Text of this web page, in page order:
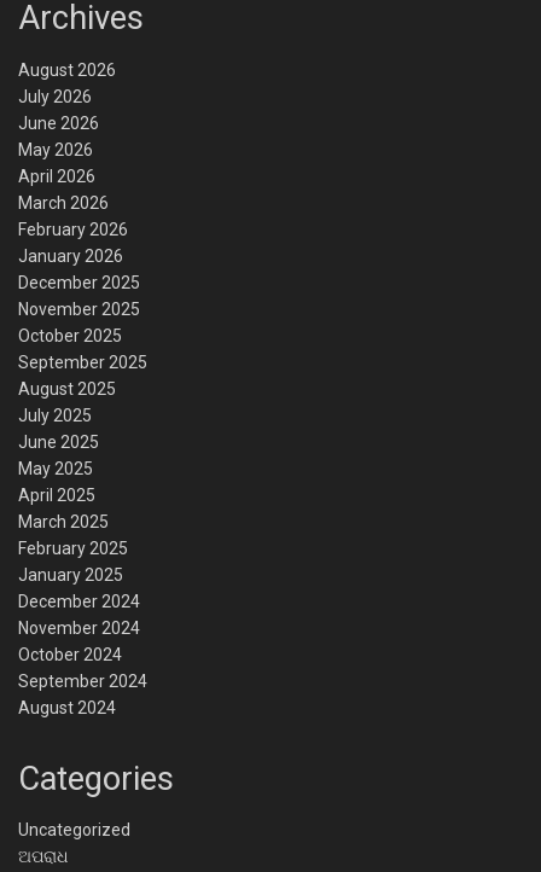
Archives
August 2026
July 2026
June 2026
May 2026
April 2026
March 2026
February 2026
January 2026
December 2025
November 2025
October 2025
September 2025
August 2025
July 2025
June 2025
May 2025
April 2025
March 2025
February 2025
January 2025
December 2024
November 2024
October 2024
September 2024
August 2024
Categories
Uncategorized
ଅପରାଧ